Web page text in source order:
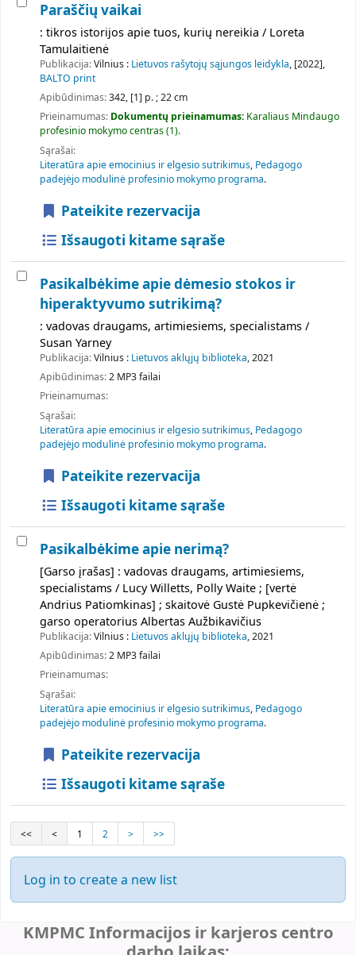
Paraščių vaikai
: tikros istorijos apie tuos, kurių nereikia / Loreta
Tamulaitienė
Publikacija:Vilnius : Lietuvos rašytojų sąjungos leidykla, [2022],
BALTO print
Apibūdinimas:342, [1] p. ; 22 cm
Prieinamumas: Dokumentų prieinamumas: Karaliaus Mindaugo
profesinio mokymo centras(1).
Sąrašai:
Literatūra apie emocinius ir elgesio sutrikimus, Pedagogo
padejėjo modulinė profesinio mokymo programa.
Pateikite rezervacija
Išsaugoti kitame sąraše
Pasikalbėkime apie dėmesio stokos ir
hiperaktyvumo sutrikimą?
: vadovas draugams, artimiesiems, specialistams /
Susan Yarney
Publikacija:Vilnius : Lietuvos aklųjų biblioteka, 2021
Apibūdinimas:2 MP3 failai
Prieinamumas:
Sąrašai:
Literatūra apie emocinius ir elgesio sutrikimus, Pedagogo
padejėjo modulinė profesinio mokymo programa.
Pateikite rezervacija
Išsaugoti kitame sąraše
Pasikalbėkime apie nerimą?
[Garso įrašas] : vadovas draugams, artimiesiems,
specialistams / Lucy Willetts, Polly Waite ; [vertė
Andrius Patiomkinas] ; skaitovė Gustė Pupkevičienė ;
garso operatorius Albertas Aužbikavičius
Publikacija:Vilnius : Lietuvos aklųjų biblioteka, 2021
Apibūdinimas:2 MP3 failai
Prieinamumas:
Sąrašai:
Literatūra apie emocinius ir elgesio sutrikimus, Pedagogo
padejėjo modulinė profesinio mokymo programa.
Pateikite rezervacija
Išsaugoti kitame sąraše
<< < 1 2 > >>
Log in to create a new list
KMPMC Informacijos ir karjeros centro